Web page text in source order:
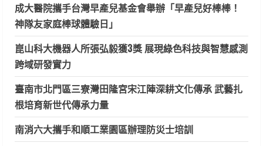
成大醫院攜手台灣早產兒基金會舉辦「早產兒好棒棒！
神隊友家庭棒球體驗日」
崑山科大機器人所張弘毅獲3獎 展現綠色科技與智慧感測
跨域研發實力
臺南市北門區三寮灣田隆宮宋江陣深耕文化傳承 武藝扎
根培育新世代傳承力量
南消六大攜手和順工業園區辦理防災士培訓